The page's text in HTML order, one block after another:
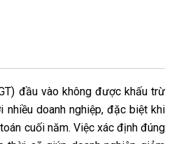
đầu vào không được khấu trừ
nhiều doanh nghiệp, đặc biệt khi
cuối năm. Việc xác định đúng